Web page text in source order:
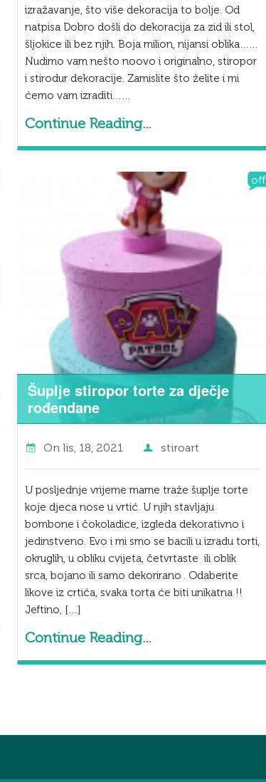
izražavanje, što više dekoracija to bolje. Od
natpisa Dobro došli do dekoracija za zid ili stol,
šljokice ili bez njih. Boja milion, nijansi oblika……
Nudimo vam nešto noovo i originalno, stiropor
i stirodur dekoracije. Zamislite što želite i mi
ćemo vam izraditi……
Continue Reading...
Šuplje stiropor torte za dječje
rođendane
off
On lis, 18, 2021 stiroart
U posljednje vrijeme mame traže šuplje torte
koje djeca nose u vrtić. U njih stavljaju
bombone i čokoladice, izgleda dekorativno i
jedinstveno. Evo i mi smo se bacili u izradu torti,
okruglih, u obliku cvijeta, četvrtaste ili oblik
srca, bojano ili samo dekorirano . Odaberite
likove iz crtića, svaka torta će biti unikatna !!
Jeftino, […]
Continue Reading...